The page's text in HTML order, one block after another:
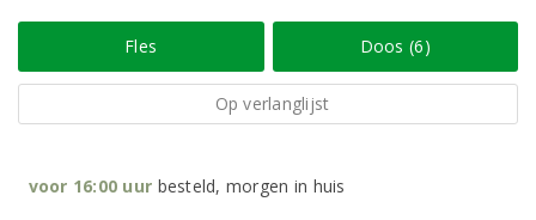
Fles Doos (6)
Op verlanglijst
voor 16:00 uur besteld, morgen in huis